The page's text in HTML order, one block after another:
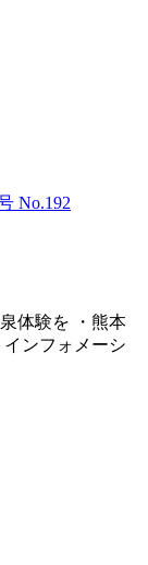
No.192
体験を ・熊本
ンフォメーシ